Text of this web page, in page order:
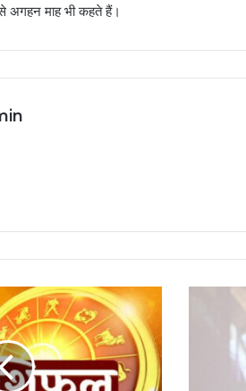
अगहन माह भी कहते हैं।